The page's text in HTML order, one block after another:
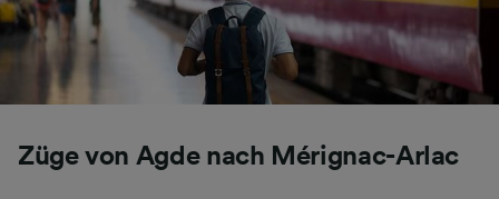
Züge von Agde nach Mérignac-Arlac
Angeboten.
Liste der Partner (Lieferanten)